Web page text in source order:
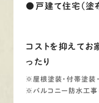
●戸建て住宅（塗
コストを抑えてお
ったり
※屋根塗装・付帯塗装
※バルコニー防水工事